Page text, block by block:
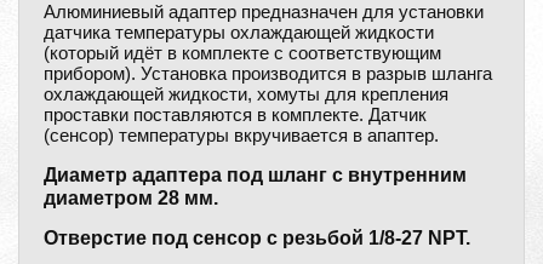
Алюминиевый адаптер предназначен для установки
датчика температуры охлаждающей жидкости
(который идёт в комплекте с соответствующим
прибором). Установка производится в разрыв шланга
охлаждающей жидкости, хомуты для крепления
проставки поставляются в комплекте. Датчик
(cенсор) температуры вкручивается в апаптер.
Диаметр адаптера под шланг с внутренним
диаметром 28 мм.
Отверстие под сенсор с резьбой 1/8-27 NPT.